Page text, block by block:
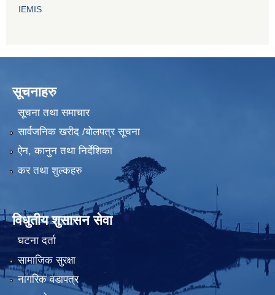
IEMIS
सूचनाहरु
सूचना तथा समाचार
सार्वजनिक खरीद /बोलपत्र सूचना
ऐन, कानुन तथा निर्देशिका
कर तथा शुल्कहरु
विधुतीय शुसासन सेवा
घटना दर्ता
सामाजिक सुरक्षा
नागरिक वडापत्र